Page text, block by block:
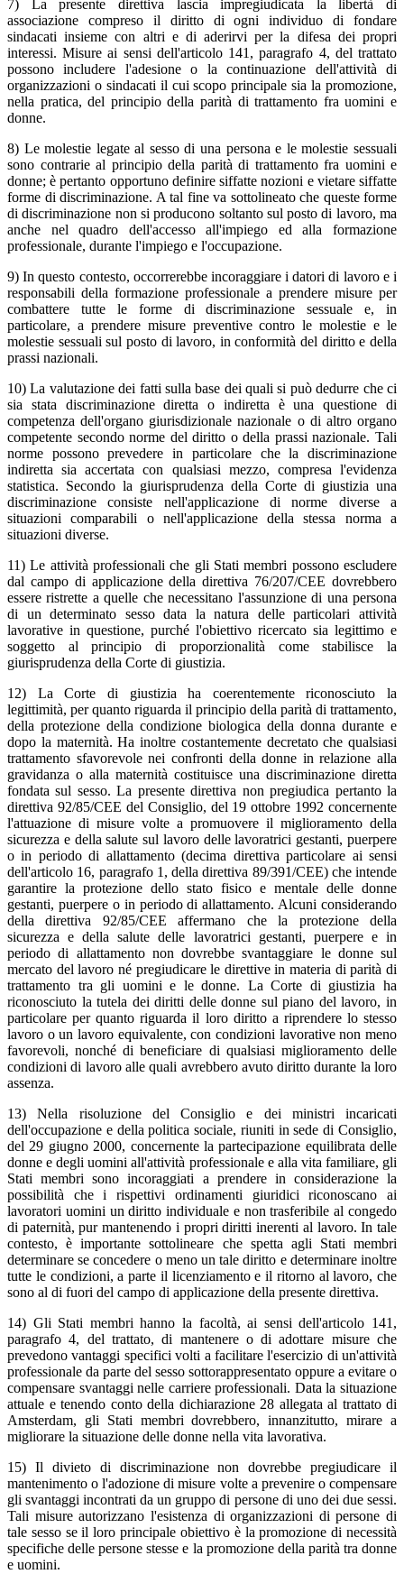
7) La presente direttiva lascia impregiudicata la libertà di
associazione compreso il diritto di ogni individuo di fondare
sindacati insieme con altri e di aderirvi per la difesa dei propri
interessi. Misure ai sensi dell'articolo 141, paragrafo 4, del trattato
possono includere l'adesione o la continuazione dell'attività di
organizzazioni o sindacati il cui scopo principale sia la promozione,
nella pratica, del principio della parità di trattamento fra uomini e
donne.
8) Le molestie legate al sesso di una persona e le molestie sessuali
sono contrarie al principio della parità di trattamento fra uomini e
donne; è pertanto opportuno definire siffatte nozioni e vietare siffatte
forme di discriminazione. A tal fine va sottolineato che queste forme
di discriminazione non si producono soltanto sul posto di lavoro, ma
anche nel quadro dell'accesso all'impiego ed alla formazione
professionale, durante l'impiego e l'occupazione.
9) In questo contesto, occorrerebbe incoraggiare i datori di lavoro e i
responsabili della formazione professionale a prendere misure per
combattere tutte le forme di discriminazione sessuale e, in
particolare, a prendere misure preventive contro le molestie e le
molestie sessuali sul posto di lavoro, in conformità del diritto e della
prassi nazionali.
10) La valutazione dei fatti sulla base dei quali si può dedurre che ci
sia stata discriminazione diretta o indiretta è una questione di
competenza dell'organo giurisdizionale nazionale o di altro organo
competente secondo norme del diritto o della prassi nazionale. Tali
norme possono prevedere in particolare che la discriminazione
indiretta sia accertata con qualsiasi mezzo, compresa l'evidenza
statistica. Secondo la giurisprudenza della Corte di giustizia una
discriminazione consiste nell'applicazione di norme diverse a
situazioni comparabili o nell'applicazione della stessa norma a
situazioni diverse.
11) Le attività professionali che gli Stati membri possono escludere
dal campo di applicazione della direttiva 76/207/CEE dovrebbero
essere ristrette a quelle che necessitano l'assunzione di una persona
di un determinato sesso data la natura delle particolari attività
lavorative in questione, purché l'obiettivo ricercato sia legittimo e
soggetto al principio di proporzionalità come stabilisce la
giurisprudenza della Corte di giustizia.
12) La Corte di giustizia ha coerentemente riconosciuto la
legittimità, per quanto riguarda il principio della parità di trattamento,
della protezione della condizione biologica della donna durante e
dopo la maternità. Ha inoltre costantemente decretato che qualsiasi
trattamento sfavorevole nei confronti della donne in relazione alla
gravidanza o alla maternità costituisce una discriminazione diretta
fondata sul sesso. La presente direttiva non pregiudica pertanto la
direttiva 92/85/CEE del Consiglio, del 19 ottobre 1992 concernente
l'attuazione di misure volte a promuovere il miglioramento della
sicurezza e della salute sul lavoro delle lavoratrici gestanti, puerpere
o in periodo di allattamento (decima direttiva particolare ai sensi
dell'articolo 16, paragrafo 1, della direttiva 89/391/CEE) che intende
garantire la protezione dello stato fisico e mentale delle donne
gestanti, puerpere o in periodo di allattamento. Alcuni considerando
della direttiva 92/85/CEE affermano che la protezione della
sicurezza e della salute delle lavoratrici gestanti, puerpere e in
periodo di allattamento non dovrebbe svantaggiare le donne sul
mercato del lavoro né pregiudicare le direttive in materia di parità di
trattamento tra gli uomini e le donne. La Corte di giustizia ha
riconosciuto la tutela dei diritti delle donne sul piano del lavoro, in
particolare per quanto riguarda il loro diritto a riprendere lo stesso
lavoro o un lavoro equivalente, con condizioni lavorative non meno
favorevoli, nonché di beneficiare di qualsiasi miglioramento delle
condizioni di lavoro alle quali avrebbero avuto diritto durante la loro
assenza.
13) Nella risoluzione del Consiglio e dei ministri incaricati
dell'occupazione e della politica sociale, riuniti in sede di Consiglio,
del 29 giugno 2000, concernente la partecipazione equilibrata delle
donne e degli uomini all'attività professionale e alla vita familiare, gli
Stati membri sono incoraggiati a prendere in considerazione la
possibilità che i rispettivi ordinamenti giuridici riconoscano ai
lavoratori uomini un diritto individuale e non trasferibile al congedo
di paternità, pur mantenendo i propri diritti inerenti al lavoro. In tale
contesto, è importante sottolineare che spetta agli Stati membri
determinare se concedere o meno un tale diritto e determinare inoltre
tutte le condizioni, a parte il licenziamento e il ritorno al lavoro, che
sono al di fuori del campo di applicazione della presente direttiva.
14) Gli Stati membri hanno la facoltà, ai sensi dell'articolo 141,
paragrafo 4, del trattato, di mantenere o di adottare misure che
prevedono vantaggi specifici volti a facilitare l'esercizio di un'attività
professionale da parte del sesso sottorappresentato oppure a evitare o
compensare svantaggi nelle carriere professionali. Data la situazione
attuale e tenendo conto della dichiarazione 28 allegata al trattato di
Amsterdam, gli Stati membri dovrebbero, innanzitutto, mirare a
migliorare la situazione delle donne nella vita lavorativa.
15) Il divieto di discriminazione non dovrebbe pregiudicare il
mantenimento o l'adozione di misure volte a prevenire o compensare
gli svantaggi incontrati da un gruppo di persone di uno dei due sessi.
Tali misure autorizzano l'esistenza di organizzazioni di persone di
tale sesso se il loro principale obiettivo è la promozione di necessità
specifiche delle persone stesse e la promozione della parità tra donne
e uomini.